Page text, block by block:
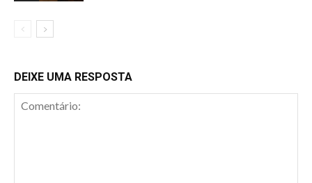
DEIXE UMA RESPOSTA